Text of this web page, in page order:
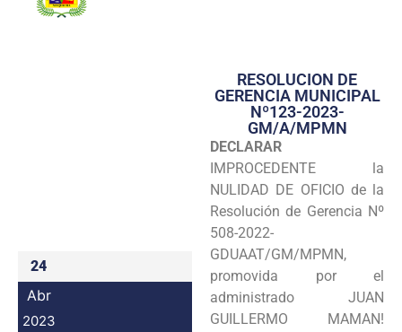
Transparencia
Seguridad
Programas
Intranet
24
Abr
2023
RESOLUCION DE
GERENCIA MUNICIPAL
Nº123-2023-
GM/A/MPMN
DECLARAR
IMPROCEDENTE la
NULIDAD DE OFICIO de la
Resolución de Gerencia Nº
508-2022-
GDUAAT/GM/MPMN,
promovida por el
administrado JUAN
GUILLERMO MAMAN!